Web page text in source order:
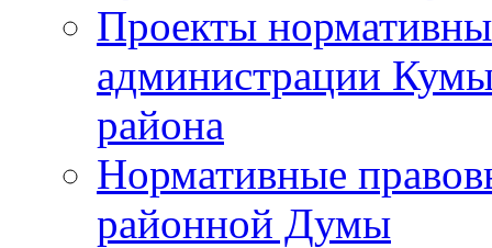
Проекты
администрации
района
Нормативные
районной Думы